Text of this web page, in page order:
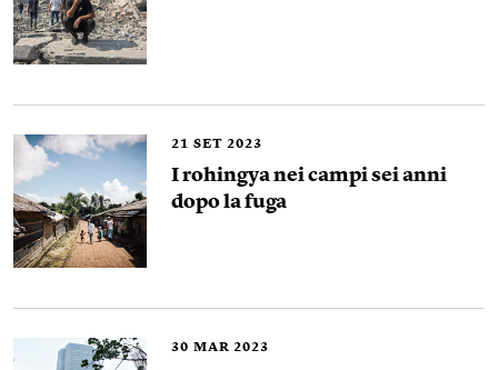
21 SET 2023
I rohingya nei campi sei anni
dopo la fuga
30 MAR 2023